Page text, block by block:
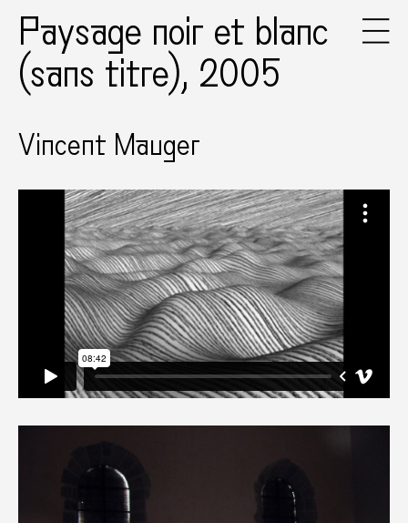
Paysage noir et blanc
(sans titre), 2005
Vincent Mauger